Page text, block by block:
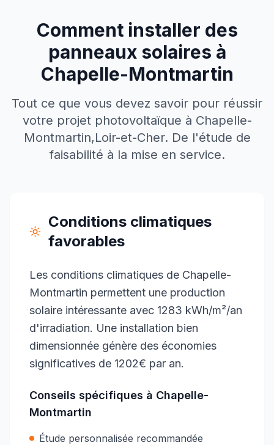
Comment installer des
panneaux solaires à
Chapelle-Montmartin
Tout ce que vous devez savoir pour réussir
votre projet photovoltaïque à Chapelle-
Montmartin,Loir-et-Cher. De l'étude de
faisabilité à la mise en service.
Conditions climatiques
favorables
Les conditions climatiques de Chapelle-
Montmartin permettent une production
solaire intéressante avec 1283 kWh/m²/an
d'irradiation. Une installation bien
dimensionnée génère des économies
significatives de 1202€ par an.
Conseils spécifiques à Chapelle-
Montmartin
Étude personnalisée recommandée